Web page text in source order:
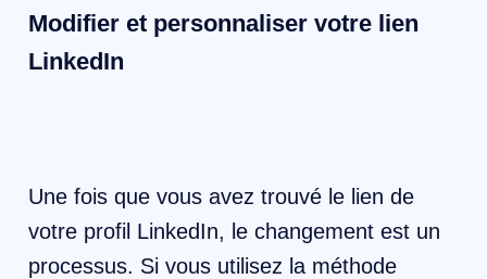
Modifier et personnaliser votre lien
LinkedIn
Une fois que vous avez trouvé le lien de
votre profil LinkedIn, le changement est un
processus. Si vous utilisez la méthode